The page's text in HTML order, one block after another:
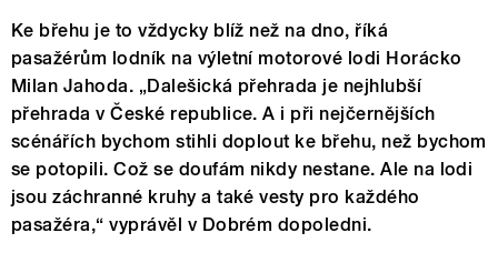
Ke břehu je to vždycky blíž než na dno, říká
pasažérům lodník na výletní motorové lodi Horácko
Milan Jahoda. „Dalešická přehrada je nejhlubší
přehrada v České republice. A i při nejčernějších
scénářích bychom stihli doplout ke břehu, než bychom
se potopili. Což se doufám nikdy nestane. Ale na lodi
jsou záchranné kruhy a také vesty pro každého
pasažéra,“ vyprávěl v Dobrém dopoledni.